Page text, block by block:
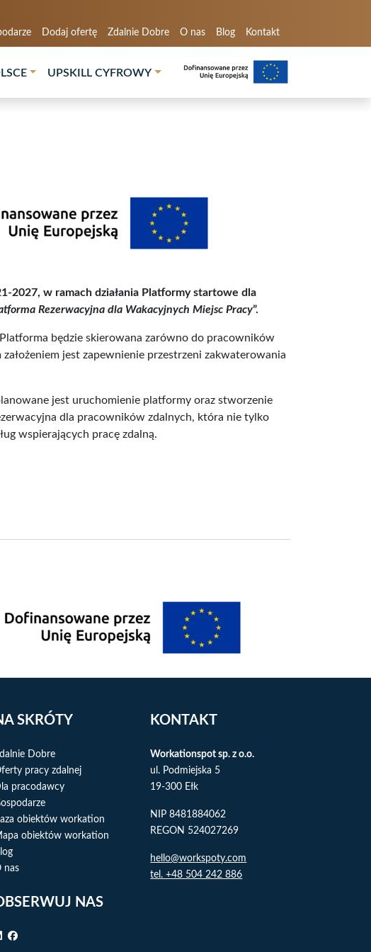
Dodaj ofertę Zdalnie Dobre O nas Blog Kontakt
UPSKILL CYFROWY
2027, w ramach działania Platformy startowe dla
Rezerwacyjna dla Wakacyjnych Miejsc Pracy”.
będzie skierowana zarówno do pracowników
jest zapewnienie przestrzeni zakwaterowania
jest uruchomienie platformy oraz stworzenie
dla pracowników zdalnych, która nie tylko
wspierających pracę zdalną.
SKRÓTY
Dobre
pracy zdalnej
pracodawcy
obiektów workation
obiektów workation
nas
NAS
KONTAKT
Workationspot sp. z o.o.
ul. Podmiejska 5
19-300 Ełk
NIP 8481884062
REGON 524027269
hello@workspoty.com
tel. +48 504 242 886